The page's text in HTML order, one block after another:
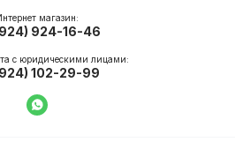
магазин:
924-16-46
с юридическими лицами:
102-29-99
Написать в WhatsApp